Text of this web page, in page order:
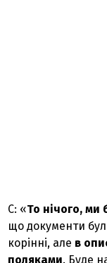
С: «То нічого, ми
що документи
корінні, але в
поляками. Буде